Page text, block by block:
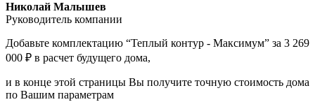
Николай Малышев
Руководитель компании
Добавьте комплектацию “Теплый контур - Максимум” за 3 269
000 ₽ в расчет будущего дома,
и в конце этой страницы Вы получите точную стоимость дома
по Вашим параметрам